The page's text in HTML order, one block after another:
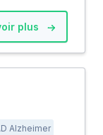
plus
Alzheimer